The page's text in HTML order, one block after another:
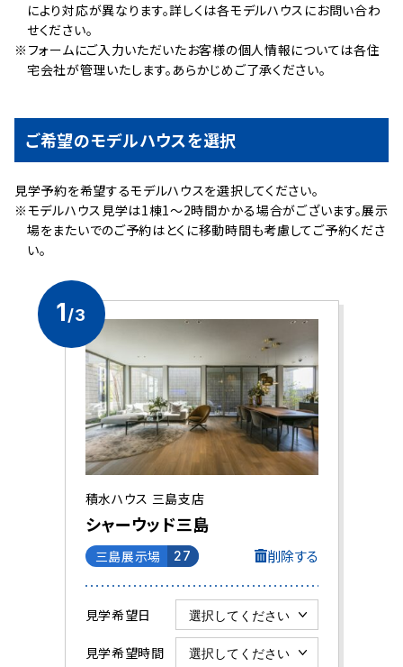
により対応が異なります。詳しくは各モデルハウスにお問い合わ
せください。
※フォームにご入力いただいたお客様の個人情報については各住
宅会社が管理いたします。あらかじめご了承ください。
ご希望のモデルハウスを選択
⾒学予約を希望するモデルハウスを選択してください。
※モデルハウス見学は1棟1～2時間かかる場合がございます。展示
場をまたいでのご予約はとくに移動時間も考慮してご予約くださ
い。
1/3
積水ハウス 三島支店
シャーウッド三島
三島展示場 27 削除する
見学希望日
見学希望時間